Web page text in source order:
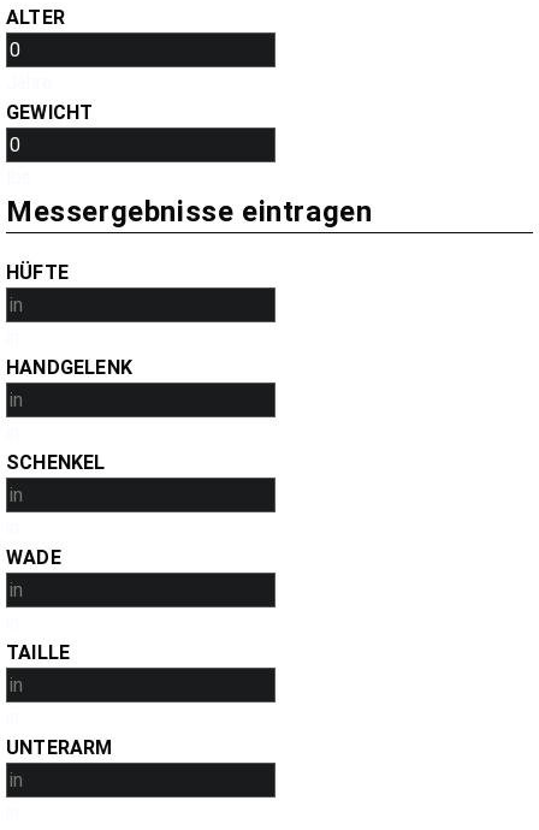
ALTER
GEWICHT
Messergebnisse eintragen
HÜFTE
HANDGELENK
SCHENKEL
WADE
TAILLE
UNTERARM